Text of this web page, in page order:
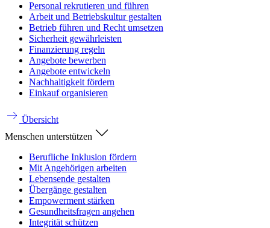
Personal rekrutieren und führen
Arbeit und Betriebskultur gestalten
Betrieb führen und Recht umsetzen
Sicherheit gewährleisten
Finanzierung regeln
Angebote bewerben
Angebote entwickeln
Nachhaltigkeit fördern
Einkauf organisieren
Übersicht
Menschen unterstützen
Berufliche Inklusion fördern
Mit Angehörigen arbeiten
Lebensende gestalten
Übergänge gestalten
Empowerment stärken
Gesundheitsfragen angehen
Integrität schützen